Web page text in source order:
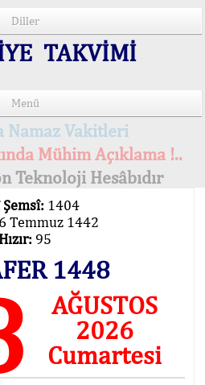
Diller
TAKVİMİ
Menü
Namaz Vakitleri
Mühim Açıklama !..
Teknoloji Hesâbıdır
1404
Temmuz 1442
Hızır: 95
1448
AĞUSTOS
2026
Cumartesi